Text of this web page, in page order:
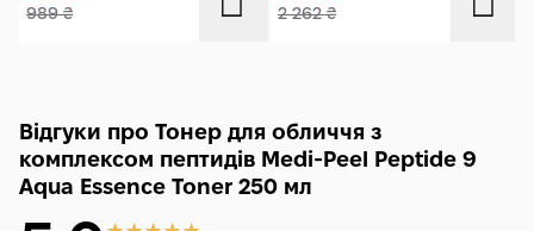
989₴ 2 262₴
Відгуки про Тонер для обличчя з
комплексом пептидів Medi-Peel Peptide 9
Aqua Essence Toner 250 мл